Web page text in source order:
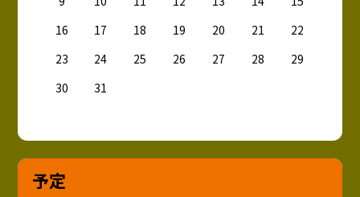
16
17 18 19 20 21
22
23
24 25 26 27 28
29
30
31
予定